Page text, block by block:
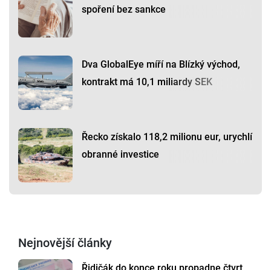
spoření bez sankce
Dva GlobalEye míří na Blízký východ,
kontrakt má 10,1 miliardy SEK
Řecko získalo 118,2 milionu eur, urychlí
obranné investice
Nejnovější články
Řidičák do konce roku propadne čtvrt